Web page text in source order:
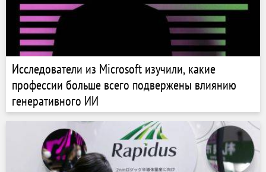
Исследователи из Microsoft изучили, какие
профессии больше всего подвержены влиянию
генеративного ИИ